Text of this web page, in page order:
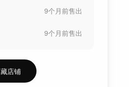
9个月前售出
9个月前售出
店铺